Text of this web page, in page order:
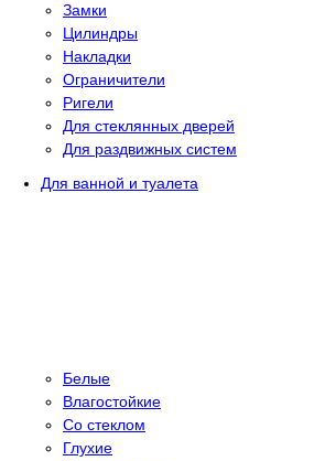
Замки
Цилиндры
Накладки
Ограничители
Ригели
Для стеклянных дверей
Для раздвижных систем
Для ванной и туалета
Белые
Влагостойкие
Со стеклом
Глухие